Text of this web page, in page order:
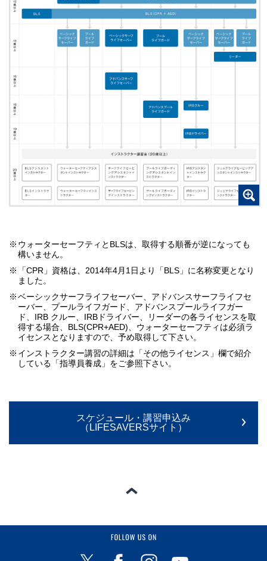
※ ウォーターセーフティとBLSは、取得する順番が逆になっても
構いません。
※
「CPR」資格は、2014年4月1日より「BLS」に名称変更となり
ました。
※ベーシックサーフライフセーバー、アドバンスサーフライフセ
ーバー、プールライフガード、アドバンスプールライフガー
ド、IRB クルー、IRBドライバー、リーダーの各ライセンスを取
得する場合、BLS(CPR+AED)、ウォーターセーフティは必須ラ
イセンスとなりますので、予め取得して下さい。
※ インストラクター講習の詳細は「その他ライセンス」欄で紹介
している「指導員養成」をご参照下さい。
スケジュール・講習申込み
（LIFESAVERSサイト）